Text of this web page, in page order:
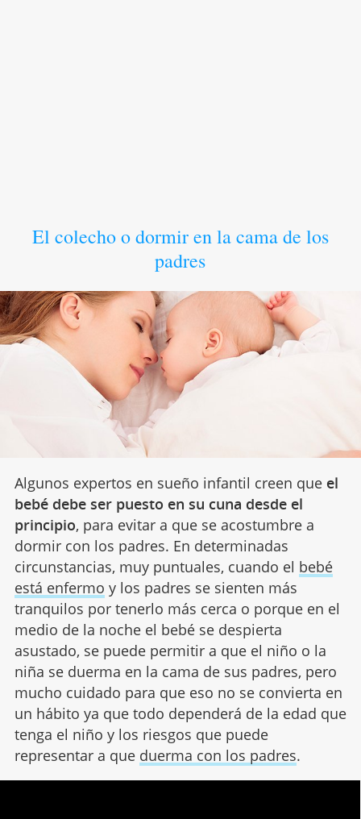
El colecho o dormir en la cama de los
padres
Algunos expertos en sueño infantil creen que el
bebé debe ser puesto en su cuna desde el
principio, para evitar a que se acostumbre a
dormir con los padres. En determinadas
circunstancias, muy puntuales, cuando el bebé
está enfermo y los padres se sienten más
tranquilos por tenerlo más cerca o porque en el
medio de la noche el bebé se despierta
asustado, se puede permitir a que el niño o la
niña se duerma en la cama de sus padres, pero
mucho cuidado para que eso no se convierta en
un hábito ya que todo dependerá de la edad que
tenga el niño y los riesgos que puede
representar a que duerma con los padres.